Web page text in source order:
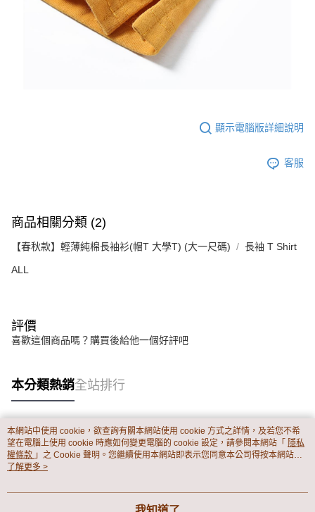
顯示電腦版詳細說明
客服
商品相關分類 (2)
【春秋款】輕薄純棉長袖衫(帽T 大學T) (大一尺碼) 長袖 T Shirt
ALL
評價
喜歡這個商品嗎？購買後給他一個好評吧
本分類熱銷全站排行
熱門標籤
本網站中使用 cookie，欲查詢有關本網站使用 cookie 方式之詳情，及若您不希
望在電腦上使用 cookie 時應如何變更電腦的 cookie 設定，請參閱本網站「 隱私
權條款 」之 Cookie 聲明。您繼續使用本網站即表示您同意本公司得按本網站使
用條款之 Cookie 聲明使用 cookie。
了解更多 >